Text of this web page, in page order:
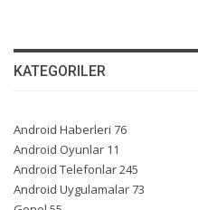
KATEGORILER
Android Haberleri 76
Android Oyunlar 11
Android Telefonlar245
Android Uygulamalar73